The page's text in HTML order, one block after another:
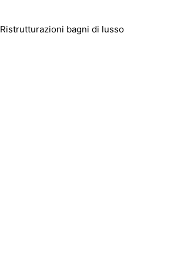
Ristrutturazioni bagni di lusso